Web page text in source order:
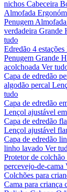
nichos Cabeceira
Almofada
Penugem
verdadeira Grande
tudo
Edredão 4 estações
Penugem Grande
acolchoada Ver
Capa de edredão
algodão percal
tudo
Capa de edredão
Lençol ajustável
Capa de edredão
Lençol ajustável
Capa de edredão
linho lavado Ver
Protetor de
percevejo-de-cama
Colchões para
Cama para criança